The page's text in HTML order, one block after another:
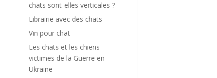
chats sont-elles verticales ?
Librairie avec des chats
Vin pour chat
Les chats et les chiens
victimes de la Guerre en
Ukraine